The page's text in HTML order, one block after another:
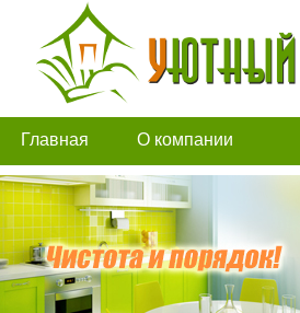
Главная О компании